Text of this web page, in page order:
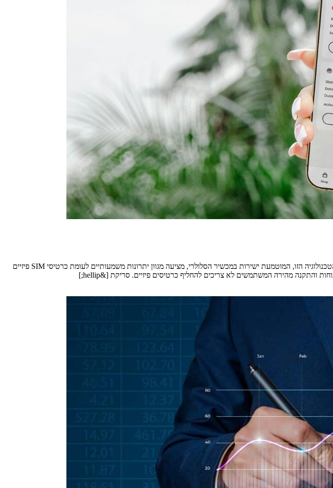
כרטיס ה-SIM הווירטואלי הנקרא ESIM, הפך בשנים האחרונות לפתרון פופולרי עבור מטיילים ברחבי העולם. הטכנולוגיה הזו, המוטמעת ישירות במכשיר הסלולרי, מציעה מגוון יתרונות משמעותיים לעומת כרטיסי SIM פיזיים